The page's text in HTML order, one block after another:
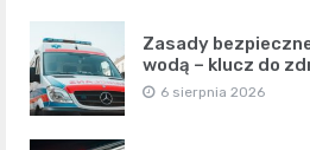
Zasady
wodą – klucz do
6 sierpnia 2026